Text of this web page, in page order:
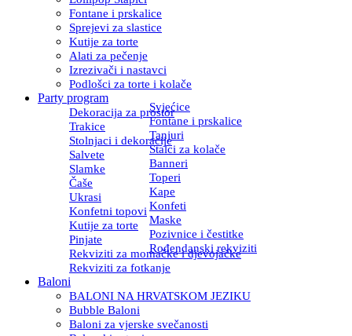
Fontane i prskalice
Sprejevi za slastice
Kutije za torte
Alati za pečenje
Izrezivači i nastavci
Podlošci za torte i kolače
Party program
Dekoracija za prostor
Svjećice
Trakice
Fontane i prskalice
Stolnjaci i dekoracije
Tanjuri
Salvete
Stalci za kolače
Slamke
Banneri
Čaše
Toperi
Ukrasi
Kape
Konfetni topovi Konfeti
Kutije za torte
Maske
Pinjate
Pozivnice i čestitke
Rekviziti za momačke i djevojačke
Rođendanski rekviziti
Rekviziti za fotkanje
Baloni
BALONI NA HRVATSKOM JEZIKU
Bubble Baloni
Baloni za vjerske svečanosti